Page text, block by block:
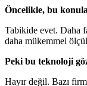
Öncelikle, bu
Tabikide evet. Daha
daha mükemmel
Peki bu teknoloji
Hayır değil. Bazı